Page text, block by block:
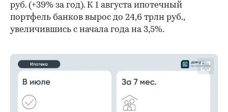
руб. (+39% за год). К 1 августа ипотечный
портфель банков вырос до 24,6 трлн руб.,
увеличившись с начала года на 3,5%.